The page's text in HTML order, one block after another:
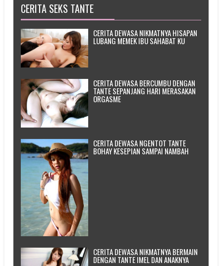
CERITA SEKS TANTE
CERITA DEWASA NIKMATNYA HISAPAN
LUBANG MEMEK IBU SAHABAT KU
CERITA DEWASA BERCUMBU DENGAN
TANTE SEPANJANG HARI MERASAKAN
ORGASME
CERITA DEWASA NGENTOT TANTE
BOHAY KESEPIAN SAMPAI NAMBAH
CERITA DEWASA NIKMATNYA BERMAIN
DENGAN TANTE IMEL DAN ANAKNYA